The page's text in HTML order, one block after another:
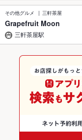
その他グルメ 三軒茶屋
Grapefruit Moon
三軒茶屋駅